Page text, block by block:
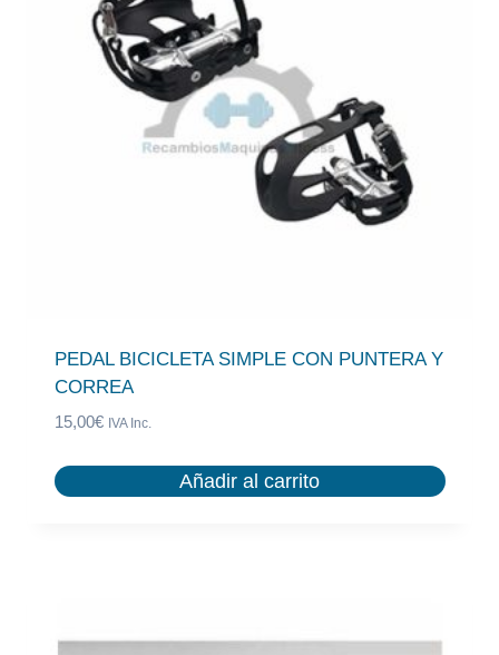
PEDAL BICICLETA SIMPLE CON PUNTERA Y
CORREA
15,00€ IVA Inc.
Añadir al carrito